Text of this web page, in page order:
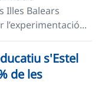
Illes Balears
l’experimentació...
s'Estel
de les